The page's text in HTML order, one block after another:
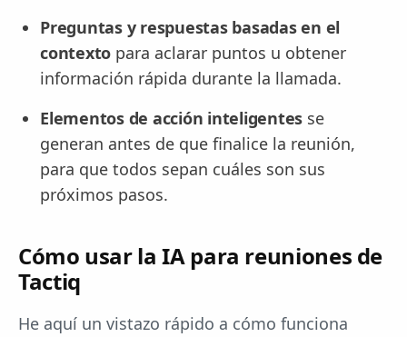
Preguntas y respuestas basadas en el
contexto para aclarar puntos u obtener
información rápida durante la llamada.
Elementos de acción inteligentes se
generan antes de que finalice la reunión,
para que todos sepan cuáles son sus
próximos pasos.
Cómo usar la IA para reuniones de
Tactiq
He aquí un vistazo rápido a cómo funciona